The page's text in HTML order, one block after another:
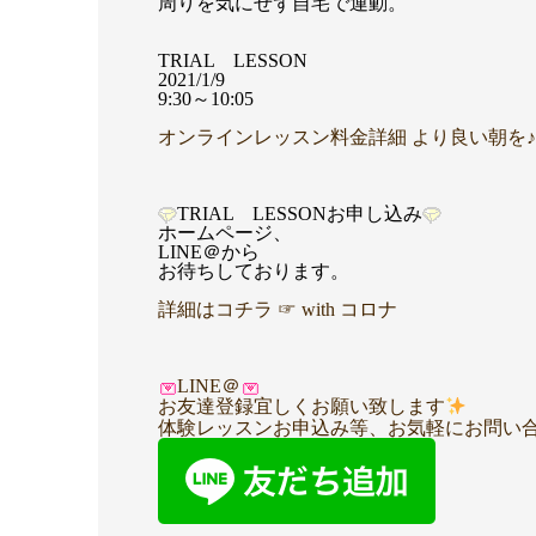
TRIAL LESSON
2021/1/9
9:30～10:05
オンラインレッスン料金詳細 より良い朝を♪
TRIAL LESSONお申し込み
ホームページ、
LINE＠から
お待ちしております。
詳細はコチラ ☞ with コロナ
LINE＠
お友達登録宜しくお願い致します
体験レッスンお申込み等、 お気軽にお問い